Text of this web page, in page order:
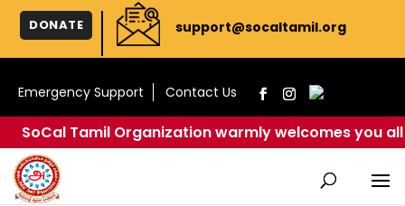
DONATE support@socaltamil.org
Emergency Support Contact Us
Tamil Organization warmly welcomes you all to